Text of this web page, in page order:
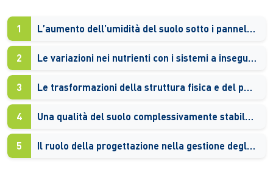
1 L’aumento dell’umidità del suolo sotto i pannelli fissi
2 Le variazioni nei nutrienti con i sistemi a inseguimento solare
3 Le trasformazioni della struttura fisica e del pH del terreno
4 Una qualità del suolo complessivamente stabile nel lungo periodo
5 Il ruolo della progettazione nella gestione degli impatti ambientali